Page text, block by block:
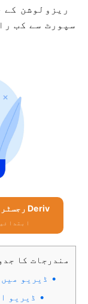
ریزولوشن
سپورٹ سے کب
Deriv رجسٹر کریں اور مفت $10,000 حاصل کریں۔
ابتدائیوں کے
مندرجات کا
ڈیریو میں
ڈیریو